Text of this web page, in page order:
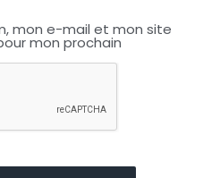
mon e-mail et mon site
mon prochain